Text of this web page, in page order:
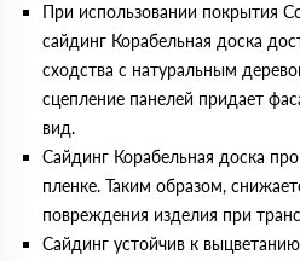
При использовании покрытия
сайдинг Корабельная доска
сходства с натуральным
сцепление панелей придает
вид.
Сайдинг Корабельная доска
пленке. Таким образом,
повреждения изделия при
Сайдинг устойчив к